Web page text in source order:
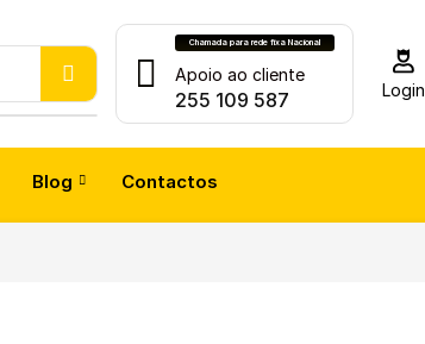
Chamada para rede fixa Nacional
Apoio ao cliente
255 109 587 Login
Blog Contactos